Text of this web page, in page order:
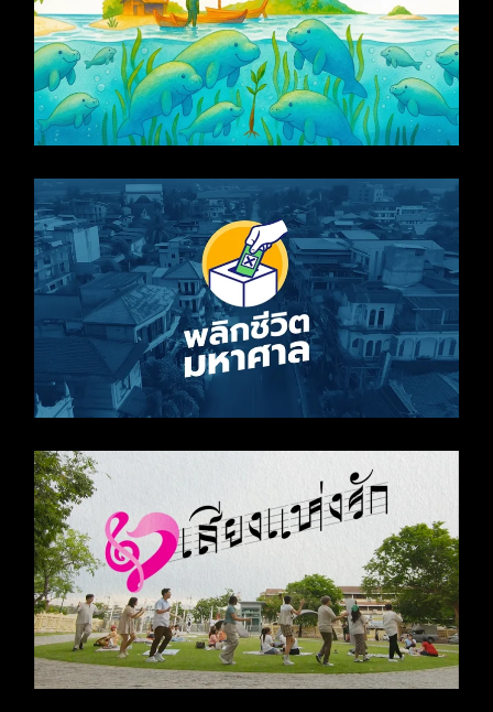
หนังสือนิทาน มิกกี้..พะยูนน้อย
พลิกชีวิตมหาศาล
รายการ “เสียงแห่งรัก”